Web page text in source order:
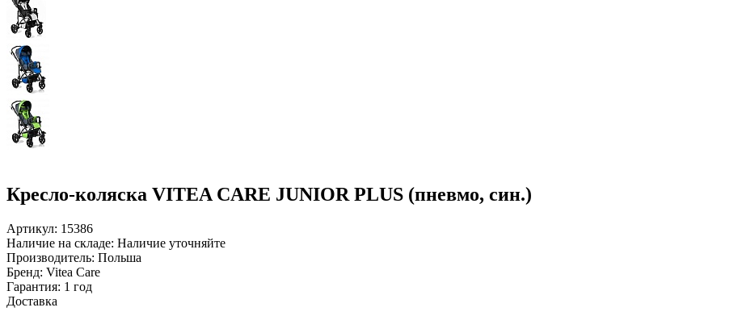
Кресло-коляска VITEA CARE JUNIOR PLUS (пневмо, син.)
Артикул: 15386
Наличие на складе: Наличие уточняйте
Производитель: Польша
Бренд: Vitea Care
Гарантия: 1 год
Доставка